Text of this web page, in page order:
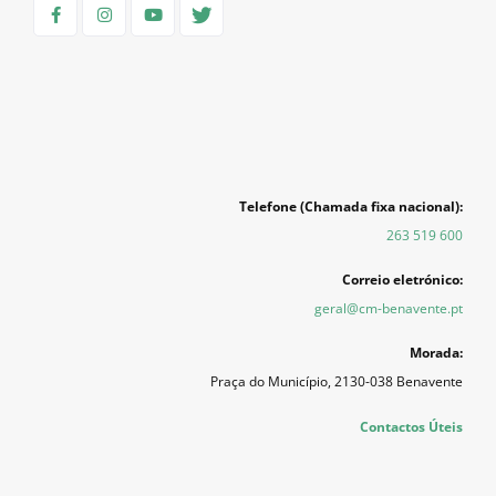
Telefone (Chamada fixa nacional):
263 519 600
Correio eletrónico:
geral@cm-benavente.pt
Morada:
Praça do Município, 2130-038 Benavente
Contactos Úteis